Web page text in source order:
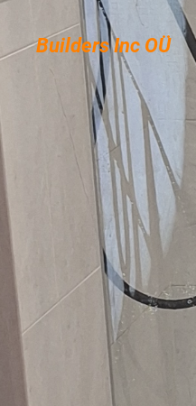
Builders Inc OÜ